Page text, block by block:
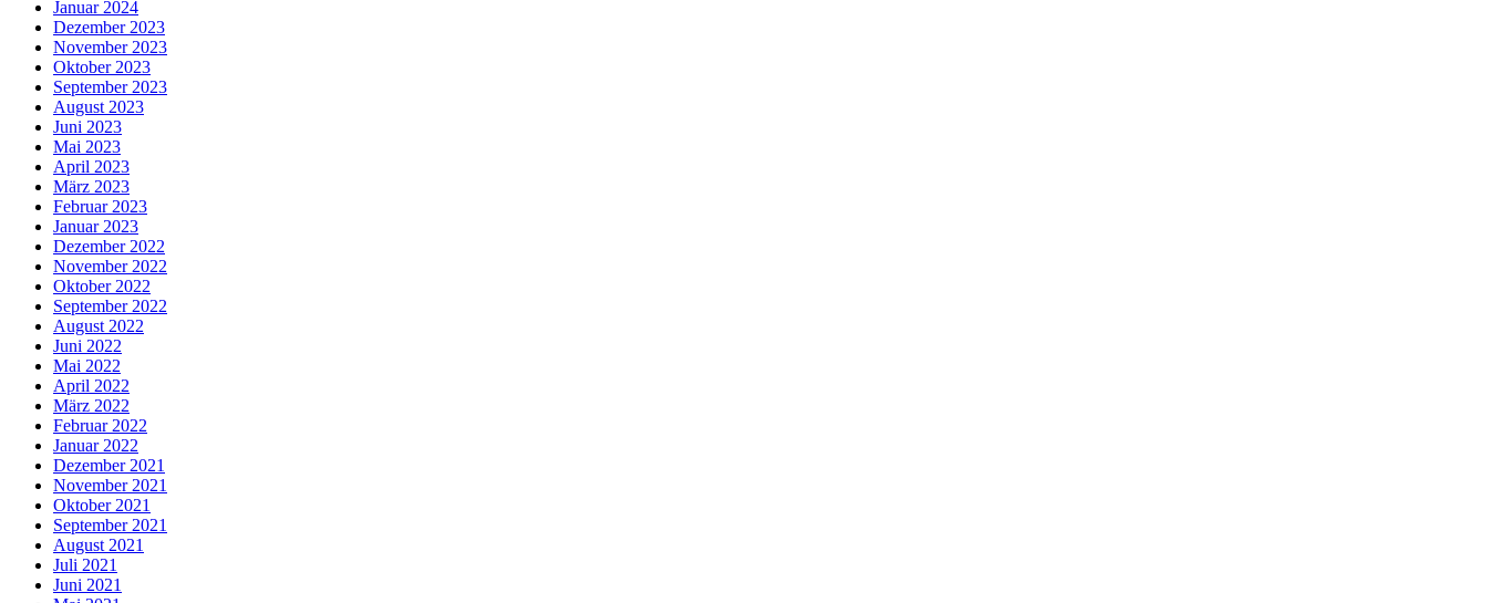
Januar 2024
Dezember 2023
November 2023
Oktober 2023
September 2023
August 2023
Juni 2023
Mai 2023
April 2023
März 2023
Februar 2023
Januar 2023
Dezember 2022
November 2022
Oktober 2022
September 2022
August 2022
Juni 2022
Mai 2022
April 2022
März 2022
Februar 2022
Januar 2022
Dezember 2021
November 2021
Oktober 2021
September 2021
August 2021
Juli 2021
Juni 2021